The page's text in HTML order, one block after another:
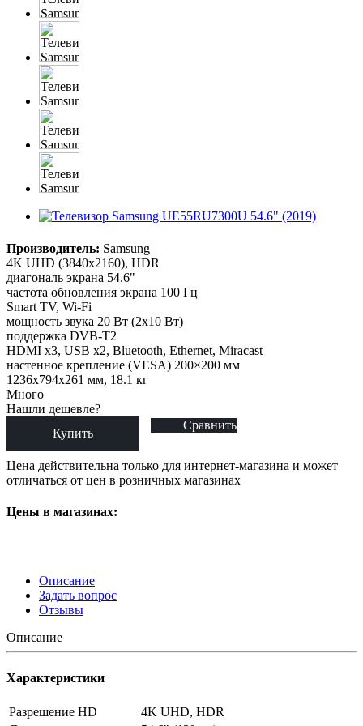
Производитель: Samsung
4K UHD (3840x2160), HDR
диагональ экрана 54.6"
частота обновления экрана 100 Гц
Smart TV, Wi-Fi
мощность звука 20 Вт (2х10 Вт)
поддержка DVB-T2
HDMI x3, USB x2, Bluetooth, Ethernet, Miracast
настенное крепление (VESA) 200×200 мм
1236x794x261 мм, 18.1 кг
Много
Нашли дешевле?
Купить
Сравнить
Цена действительна только для интернет-магазина и может
отличаться от цен в розничных магазинах
Цены в магазинах:
Описание
Задать вопрос
Отзывы
Описание
Характеристики
Разрешение HD
4K UHD, HDR